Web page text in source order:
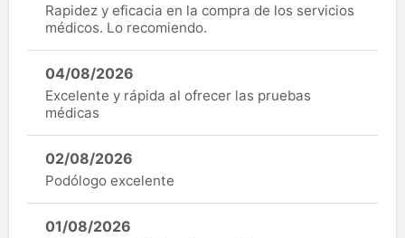
Rapidez y eficacia en la compra de los servicios
médicos. Lo recomiendo.
04/08/2026
Excelente y rápida al ofrecer las pruebas
médicas
02/08/2026
Podólogo excelente
01/08/2026